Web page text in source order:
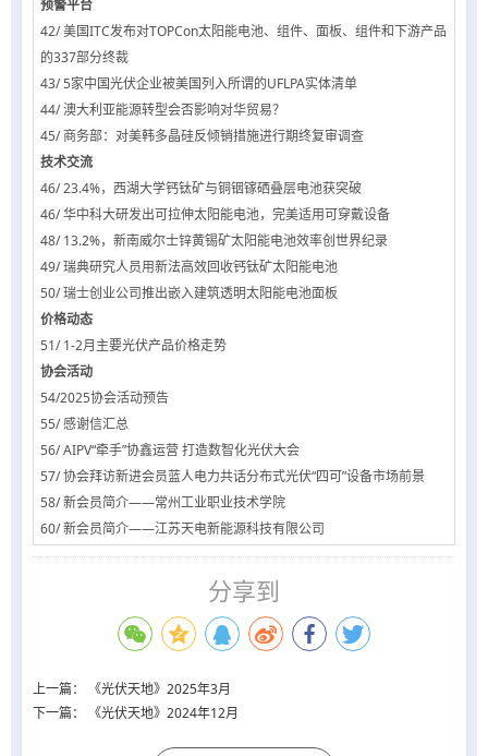
预警平台
42/ 美国ITC发布对TOPCon太阳能电池、组件、面板、组件和下游产品
的337部分终裁
43/ 5家中国光伏企业被美国列入所谓的UFLPA实体清单
44/ 澳大利亚能源转型会否影响对华贸易？
45/ 商务部：对美韩多晶硅反倾销措施进行期终复审调查
技术交流
46/ 23.4%，西湖大学钙钛矿与铜铟镓硒叠层电池获突破
46/ 华中科大研发出可拉伸太阳能电池，完美适用可穿戴设备
48/ 13.2%，新南威尔士锌黄锡矿太阳能电池效率创世界纪录
49/ 瑞典研究人员用新法高效回收钙钛矿太阳能电池
50/ 瑞士创业公司推出嵌入建筑透明太阳能电池面板
价格动态
51/ 1-2月主要光伏产品价格走势
协会活动
54/2025协会活动预告
55/ 感谢信汇总
56/ AIPV“牵手”协鑫运营 打造数智化光伏大会
57/ 协会拜访新进会员蓝人电力共话分布式光伏“四可”设备市场前景
58/ 新会员简介——常州工业职业技术学院
60/ 新会员简介——江苏天电新能源科技有限公司
分享到
上一篇：
《光伏天地》2025年3月
下一篇：
《光伏天地》2024年12月